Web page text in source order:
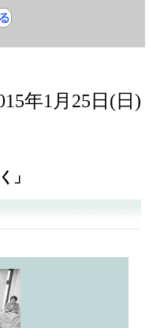
年1月25日(日)
」